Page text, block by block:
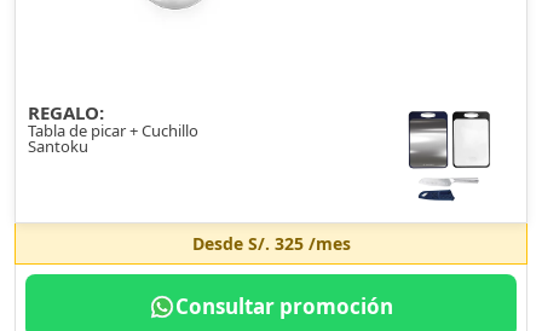
REGALO:
Tabla de picar + Cuchillo
Santoku
Desde S/. 325/mes
Consultar promoción